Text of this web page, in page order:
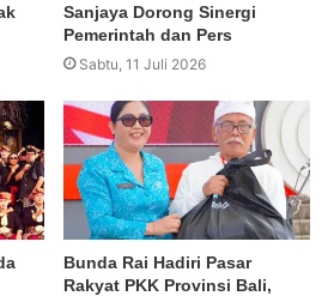
Sanjaya Dorong Sinergi
Pemerintah dan Pers
Sabtu, 11 Juli 2026
Bunda Rai Hadiri Pasar
Rakyat PKK Provinsi Bali,